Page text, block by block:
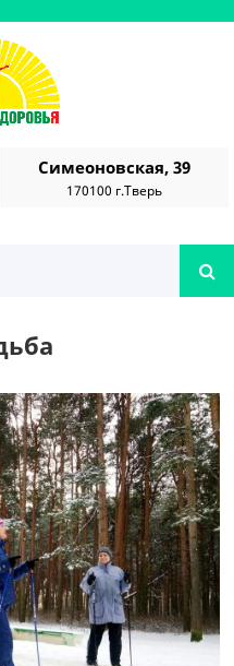
Симеоновская, 39
170100 г.Тверь